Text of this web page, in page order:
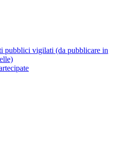
pubblici vigilati (da pubblicare in